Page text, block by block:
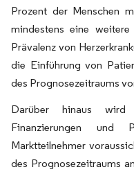
Prozent der Menschen
mindestens eine
Prävalenz von
die Einführung von
des Prognosezeitraums
Darüber hinaus wird
Finanzierungen und
Marktteilnehmer
des Prognosezeitraums